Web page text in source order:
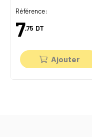
Référence:
7,75 DT
Ajouter